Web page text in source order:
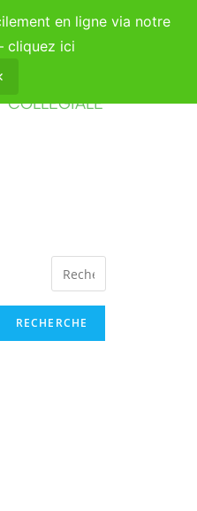
en ligne via notre
cliquez ici
COLLÉGIALE
RECHERCHE